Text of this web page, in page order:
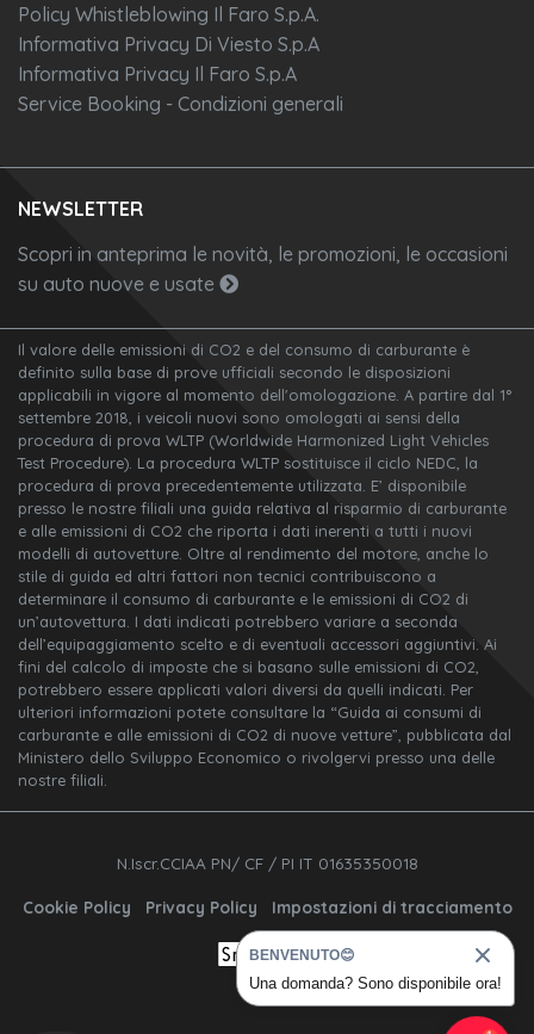
Policy Whistleblowing Il Faro S.p.A.
Informativa Privacy Di Viesto S.p.A
Informativa Privacy Il Faro S.p.A
Service Booking - Condizioni generali
NEWSLETTER
Scopri in anteprima le novità, le promozioni, le occasioni
su auto nuove e usate
Il valore delle emissioni di CO2 e del consumo di carburante è
definito sulla base di prove ufficiali secondo le disposizioni
applicabili in vigore al momento dell'omologazione. A partire dal 1°
settembre 2018, i veicoli nuovi sono omologati ai sensi della
procedura di prova WLTP (Worldwide Harmonized Light Vehicles
Test Procedure). La procedura WLTP sostituisce il ciclo NEDC, la
procedura di prova precedentemente utilizzata. E’ disponibile
presso le nostre filiali una guida relativa al risparmio di carburante
e alle emissioni di CO2 che riporta i dati inerenti a tutti i nuovi
modelli di autovetture. Oltre al rendimento del motore, anche lo
stile di guida ed altri fattori non tecnici contribuiscono a
determinare il consumo di carburante e le emissioni di CO2 di
un’autovettura. I dati indicati potrebbero variare a seconda
dell’equipaggiamento scelto e di eventuali accessori aggiuntivi. Ai
fini del calcolo di imposte che si basano sulle emissioni di CO2,
potrebbero essere applicati valori diversi da quelli indicati. Per
ulteriori informazioni potete consultare la “Guida ai consumi di
carburante e alle emissioni di CO2 di nuove vetture”, pubblicata dal
Ministero dello Sviluppo Economico o rivolgervi presso una delle
nostre filiali.
N.Iscr.CCIAA PN/ CF / PI IT 01635350018
Cookie Policy Privacy Policy Impostazioni di tracciamento
BENVENUTO😊
Una domanda? Sono disponibile ora!